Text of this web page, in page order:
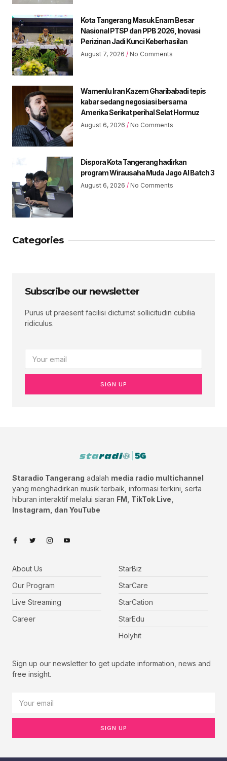
Kota Tangerang Masuk Enam Besar
Nasional PTSP dan PPB 2026, Inovasi
Perizinan Jadi Kunci Keberhasilan
August 7, 2026 No Comments
Wamenlu Iran Kazem Gharibabadi tepis
kabar sedang negosiasi bersama
Amerika Serikat perihal Selat Hormuz
August 6, 2026 No Comments
Dispora Kota Tangerang hadirkan
program Wirausaha Muda Jago AI Batch 3
August 6, 2026 No Comments
Categories
Subscribe our newsletter
Purus ut praesent facilisi dictumst sollicitudin cubilia
ridiculus.
SIGN UP
Staradio Tangerang adalah media radio multichannel
yang menghadirkan musik terbaik, informasi terkini, serta
hiburan interaktif melalui siaran FM, TikTok Live,
Instagram, dan YouTube
About Us
Our Program
Live Streaming
Career
StarBiz
StarCare
StarCation
StarEdu
Holyhit
Sign up our newsletter to get update information, news and
free insight.
SIGN UP